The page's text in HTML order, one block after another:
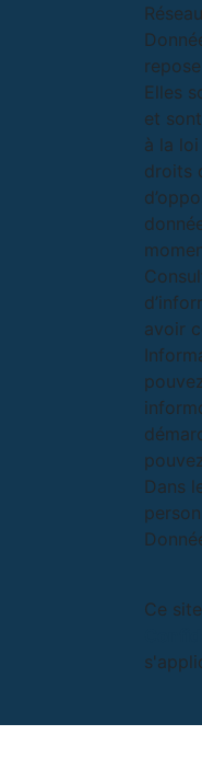
Elles
et
à la
droits
avoir
Dans
Ce